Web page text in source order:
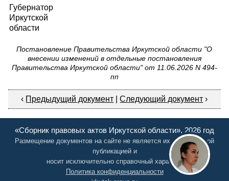
Губернатор
Иркутской
области
Постановление Правительства Иркутской области "О
внесении изменений в отдельные постановления
Правительства Иркутской области" от 11.06.2026 N 494-
пп
‹ Предыдущий документ |Следующий документ ›
«Сборник правовых актов Иркутской области», 2026 год
Размещение документов на сайте не является их официальной
публикацией и
носит исключительно справочный характер
Политика конфиденциальности